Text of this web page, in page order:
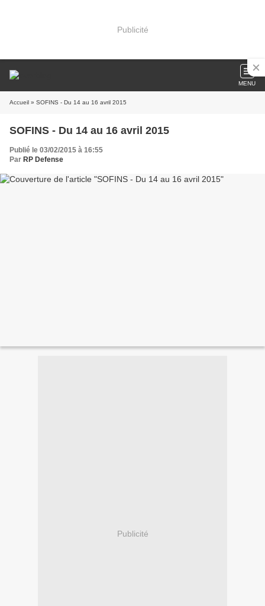
Publicité
MENU
Accueil » SOFINS - Du 14 au 16 avril 2015
SOFINS - Du 14 au 16 avril 2015
Publié le 03/02/2015 à 16:55
Par RP Defense
Publicité